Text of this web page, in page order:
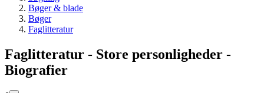
Bøger & blade
Bøger
Faglitteratur
Faglitteratur - Store personligheder -
Biografier